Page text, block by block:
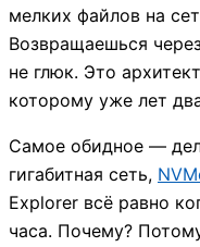
мелких файлов на
Возвращаешься
не глюк. Это
которому уже лет
Самое обидное —
гигабитная сеть,
Explorer всё равно
часа. Почему?